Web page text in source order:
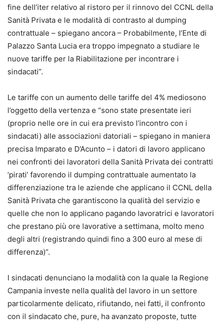
fine dell’iter relativo al ristoro per il rinnovo del CCNL della
Sanità Privata e le modalità di contrasto al dumping
contrattuale – spiegano ancora – Probabilmente, l’Ente di
Palazzo Santa Lucia era troppo impegnato a studiare le
nuove tariffe per la Riabilitazione per incontrare i
sindacati”.
Le tariffe con un aumento delle tariffe del 4% mediosono
l’oggetto della vertenza e “sono state presentate ieri
(proprio nelle ore in cui era previsto l’incontro con i
sindacati) alle associazioni datoriali – spiegano in maniera
precisa Imparato e D’Acunto – i datori di lavoro applicano
nei confronti dei lavoratori della Sanità Privata dei contratti
‘pirati’ favorendo il dumping contrattuale aumentato la
differenziazione tra le aziende che applicano il CCNL della
Sanità Privata che garantiscono la qualità del servizio e
quelle che non lo applicano pagando lavoratrici e lavoratori
che prestano più ore lavorative a settimana, molto meno
degli altri (registrando quindi fino a 300 euro al mese di
differenza)”.
I sindacati denunciano la modalità con la quale la Regione
Campania investe nella qualità del lavoro in un settore
particolarmente delicato, rifiutando, nei fatti, il confronto
con il sindacato che, pure, ha avanzato proposte, tutte